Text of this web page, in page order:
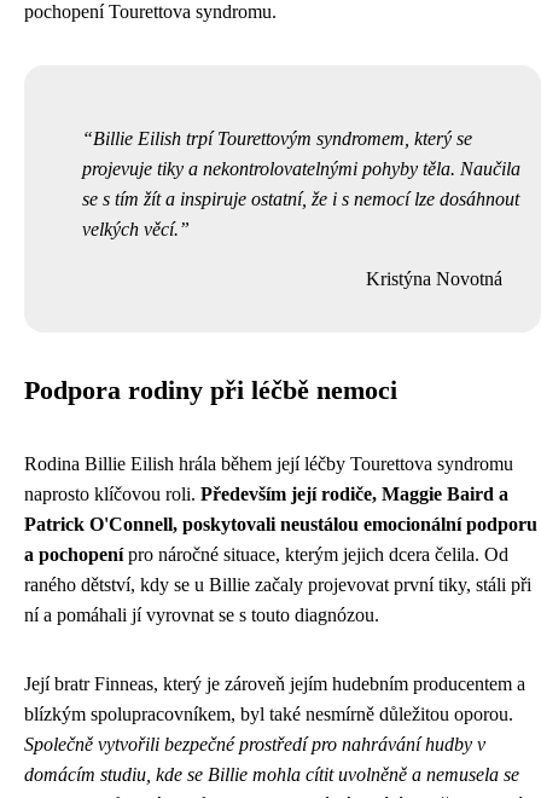
pochopení Tourettova syndromu.
Billie Eilish trpí Tourettovým syndromem, který se
projevuje tiky a nekontrolovatelnými pohyby těla. Naučila
se s tím žít a inspiruje ostatní, že i s nemocí lze dosáhnout
velkých věcí.
Kristýna Novotná
Podpora rodiny při léčbě nemoci
Rodina Billie Eilish hrála během její léčby Tourettova syndromu
naprosto klíčovou roli. Především její rodiče, Maggie Baird a
Patrick O'Connell, poskytovali neustálou emocionální podporu
a pochopenípro náročné situace, kterým jejich dcera čelila. Od
raného dětství, kdy se u Billie začaly projevovat první tiky, stáli při
ní a pomáhali jí vyrovnat se s touto diagnózou.
Její bratr Finneas, který je zároveň jejím hudebním producentem a
blízkým spolupracovníkem, byl také nesmírně důležitou oporou.
Společně vytvořili bezpečné prostředí pro nahrávání hudby v
domácím studiu, kde se Billie mohla cítit uvolněně a nemusela se